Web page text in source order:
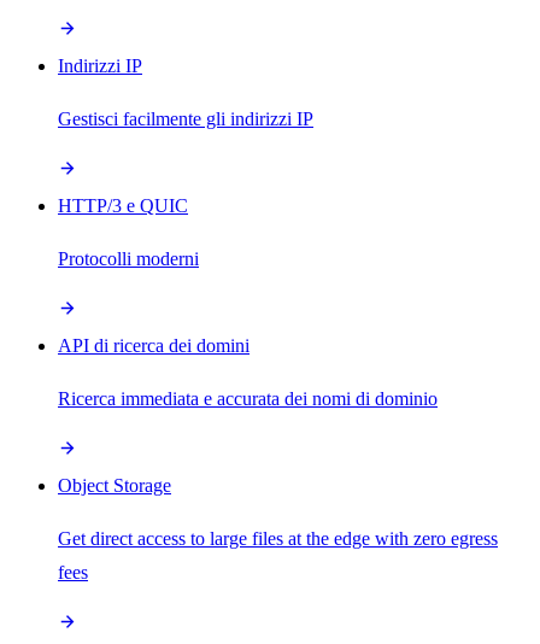
Indirizzi IP
Gestisci facilmente gli indirizzi IP
HTTP/3 e QUIC
Protocolli moderni
API di ricerca dei domini
Ricerca immediata e accurata dei nomi di dominio
Object Storage
Get direct access to large files at the edge with zero egress
fees